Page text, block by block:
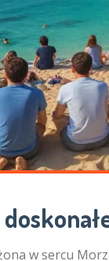
w sercu